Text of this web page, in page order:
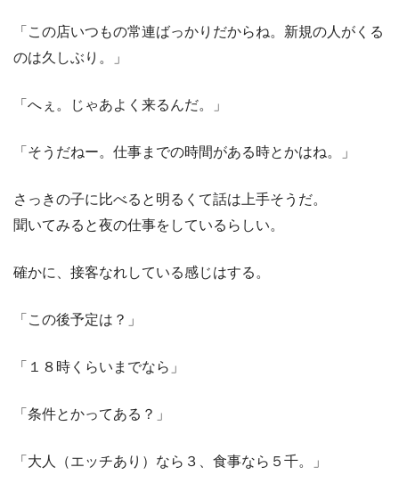
「この店いつもの常連ばっかりだからね。新規の人がくる
のは久しぶり。」
「へぇ。じゃあよく来るんだ。」
「そうだねー。仕事までの時間がある時とかはね。」
さっきの子に比べると明るくて話は上手そうだ。
聞いてみると夜の仕事をしているらしい。
確かに、接客なれしている感じはする。
「この後予定は？」
「１８時くらいまでなら」
「条件とかってある？」
「大人（エッチあり）なら３、食事なら５千。」